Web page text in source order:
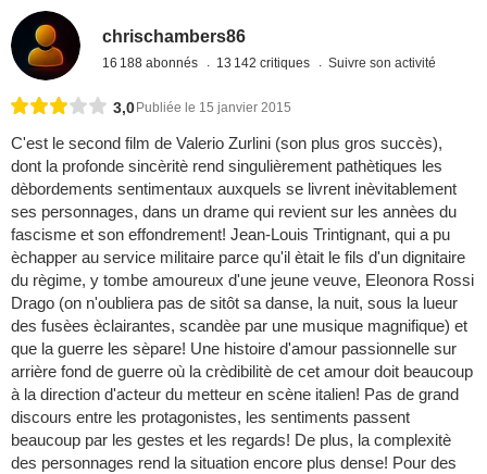
chrischambers86
16 188 abonnés 13 142 critiques Suivre son activité
3,0 Publiée le 15 janvier 2015
C'est le second film de Valerio Zurlini (son plus gros succès),
dont la profonde sincèritè rend singulièrement pathètiques les
dèbordements sentimentaux auxquels se livrent inèvitablement
ses personnages, dans un drame qui revient sur les annèes du
fascisme et son effondrement! Jean-Louis Trintignant, qui a pu
èchapper au service militaire parce qu'il ètait le fils d'un dignitaire
du règime, y tombe amoureux d'une jeune veuve, Eleonora Rossi
Drago (on n'oubliera pas de sitôt sa danse, la nuit, sous la lueur
des fusèes èclairantes, scandèe par une musique magnifique) et
que la guerre les sèpare! Une histoire d'amour passionnelle sur
arrière fond de guerre où la crèdibilitè de cet amour doit beaucoup
à la direction d'acteur du metteur en scène italien! Pas de grand
discours entre les protagonistes, les sentiments passent
beaucoup par les gestes et les regards! De plus, la complexitè
des personnages rend la situation encore plus dense! Pour des